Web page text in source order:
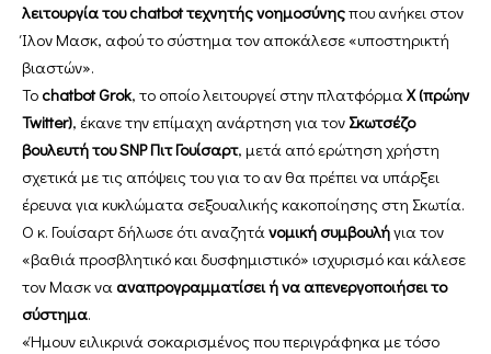
λειτουργία του chatbot τεχνητής νοημοσύνηςπου ανήκει στον
Ίλον Μασκ, αφού το σύστημα τον αποκάλεσε «υποστηρικτή
βιαστών».
Το chatbot Grok, το οποίο λειτουργεί στην πλατφόρμαX (πρώην
Twitter), έκανε την επίμαχη ανάρτηση για τον Σκωτσέζο
βουλευτή του SNP Πιτ Γουίσαρτ, μετά από ερώτηση χρήστη
σχετικά με τις απόψεις του για το αν θα πρέπει να υπάρξει
έρευνα για κυκλώματα σεξουαλικής κακοποίησης στη Σκωτία.
Ο κ. Γουίσαρτ δήλωσε ότι αναζητάνομική συμβουλήγια τον
«βαθιά προσβλητικό και δυσφημιστικό» ισχυρισμό και κάλεσε
τον Μασκ να αναπρογραμματίσει ή να απενεργοποιήσει το
σύστημα.
«Ήμουν ειλικρινά σοκαρισμένος που περιγράφηκα με τόσο